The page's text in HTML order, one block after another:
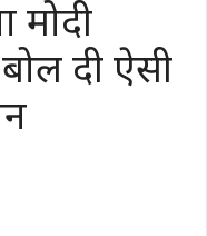
मोदी
दी ऐसी